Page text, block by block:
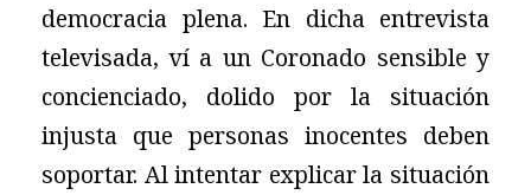
democracia plena. En dicha entrevista
televisada, ví a un Coronado sensible y
concienciado, dolido por la situación
injusta que personas inocentes deben
soportar. Al intentar explicar la situación